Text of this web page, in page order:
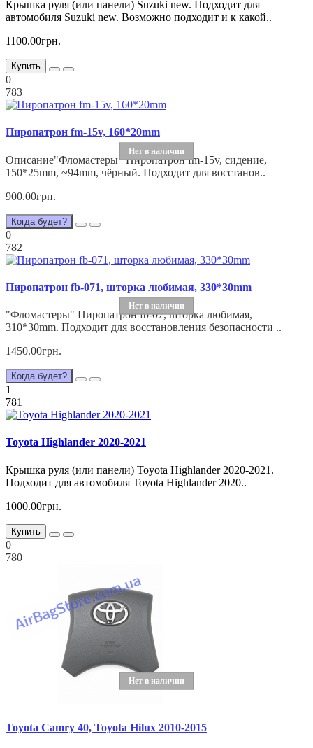
Крышка руля (или панели) Suzuki new. Подходит для
автомобиля Suzuki new. Возможно подходит и к какой..
1100.00грн.
Купить
Нет в наличии
0
783
Пиропатрон fm-15v, 160*20mm
Описание"Фломастеры" Пиропатрон fm-15v, сидение,
150*25mm, ~94mm, чёрный. Подходит для восстанов..
900.00грн.
Когда будет?
Нет в наличии
0
782
Пиропатрон fb-071, шторка любимая, 330*30mm
"Фломастеры" Пиропатрон fb-07, шторка любимая,
310*30mm. Подходит для восстановления безопасности ..
1450.00грн.
Когда будет?
1
781
Toyota Highlander 2020-2021
Крышка руля (или панели) Toyota Highlander 2020-2021.
Подходит для автомобиля Toyota Highlander 2020..
1000.00грн.
Купить
Нет в наличии
0
780
Toyota Camry 40, Toyota Hilux 2010-2015